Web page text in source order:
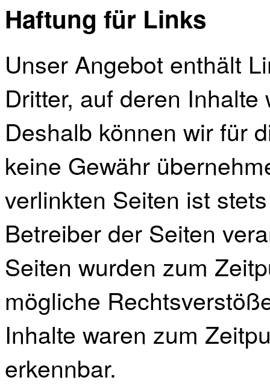
Haftung für Links
Unser Angebot enthält
Dritter, auf deren
Deshalb können wir für
keine Gewähr
verlinkten Seiten ist
Betreiber der Seiten
Seiten wurden zum
mögliche
Inhalte waren zum
erkennbar.